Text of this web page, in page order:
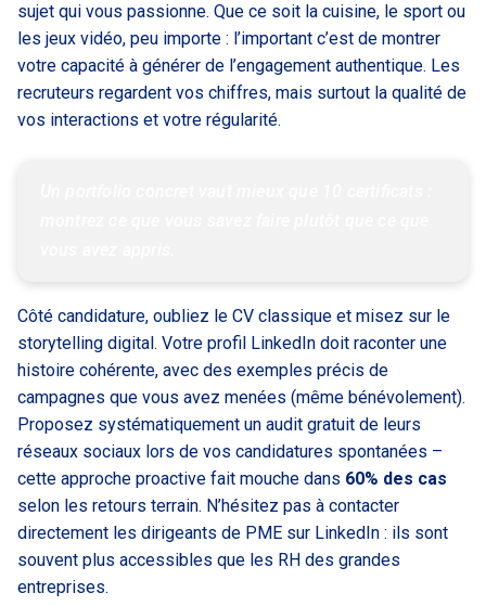
sujet qui vous passionne. Que ce soit la cuisine, le sport ou
les jeux vidéo, peu importe : l’important c’est de montrer
votre capacité à générer de l’engagement authentique. Les
recruteurs regardent vos chiffres, mais surtout la qualité de
vos interactions et votre régularité.
Côté candidature, oubliez le CV classique et misez sur le
storytelling digital. Votre profil LinkedIn doit raconter une
histoire cohérente, avec des exemples précis de
campagnes que vous avez menées (même bénévolement).
Proposez systématiquement un audit gratuit de leurs
réseaux sociaux lors de vos candidatures spontanées –
cette approche proactive fait mouche dans 60% des cas
selon les retours terrain. N’hésitez pas à contacter
directement les dirigeants de PME sur LinkedIn : ils sont
souvent plus accessibles que les RH des grandes
entreprises.